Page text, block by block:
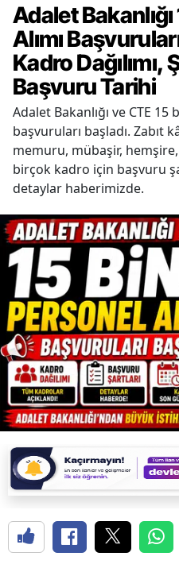
Adalet
Alımı
Kadro
Başvuru Tarihi
Adalet Bakanlığı ve CTE 15
başvuruları başladı. Zabıt
memuru, mübaşir,
birçok kadro için başvuru
detaylar haberimizde.